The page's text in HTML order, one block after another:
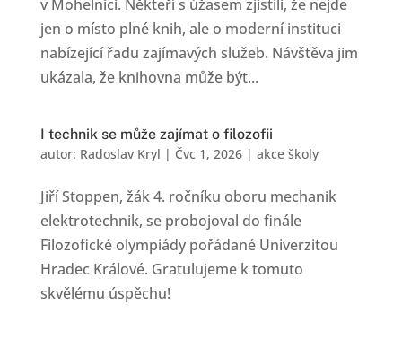
v Mohelnici. Někteří s úžasem zjistili, že nejde
jen o místo plné knih, ale o moderní instituci
nabízející řadu zajímavých služeb. Návštěva jim
ukázala, že knihovna může být...
I technik se může zajímat o filozofii
autor: Radoslav Kryl | Čvc 1, 2026| akce školy
Jiří Stoppen, žák 4. ročníku oboru mechanik
elektrotechnik, se probojoval do finále
Filozofické olympiády pořádané Univerzitou
Hradec Králové. Gratulujeme k tomuto
skvělému úspěchu!